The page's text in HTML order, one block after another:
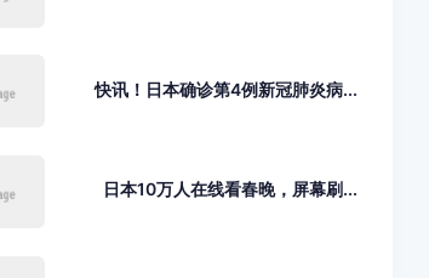
快讯！日本确诊第4例新冠肺炎病...
日本10万人在线看春晚，屏幕刷...